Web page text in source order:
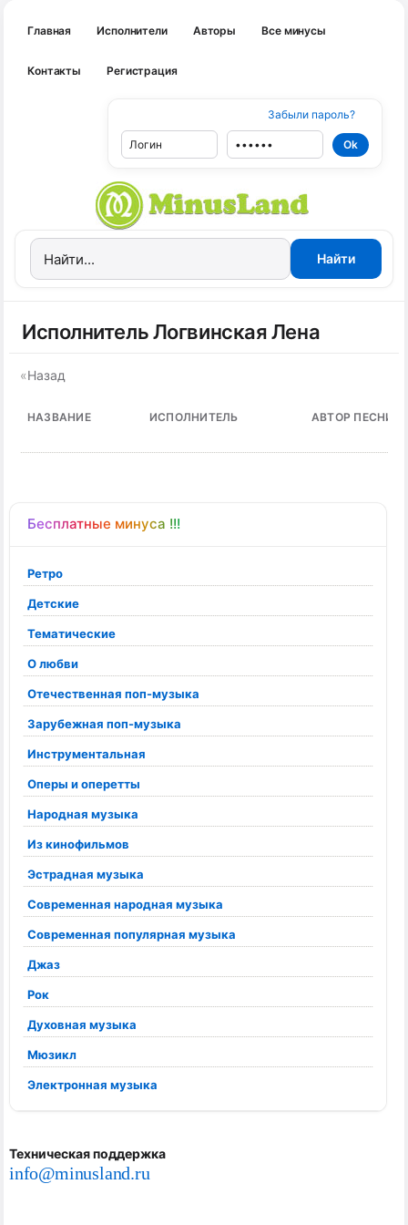
Главная Исполнители Авторы Все минусы
Контакты Регистрация
Забыли пароль?
Бесплатные минуса !!!
Ретро
Детские
Тематические
О любви
Отечественная поп-музыка
Зарубежная поп-музыка
Инструментальная
Оперы и оперетты
Народная музыка
Из кинофильмов
Эстрадная музыка
Современная народная музыка
Современная популярная музыка
Джаз
Рок
Духовная музыка
Мюзикл
Электронная музыка
Техническая поддержка
info@minusland.ru
Исполнитель Логвинская Лена
«Назад
НАЗВАНИЕ ИСПОЛНИТЕЛЬ АВТОР ПЕСНИ